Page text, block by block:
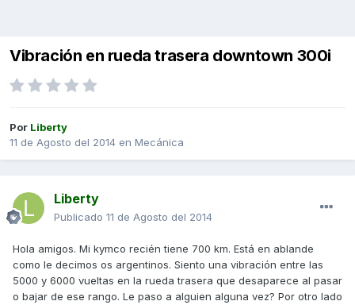
Vibración en rueda trasera downtown 300i
Por Liberty
11 de Agosto del 2014 en Mecánica
Liberty
Publicado 11 de Agosto del 2014
Hola amigos. Mi kymco recién tiene 700 km. Está en ablande
como le decimos os argentinos. Siento una vibración entre las
5000 y 6000 vueltas en la rueda trasera que desaparece al pasar
o bajar de ese rango. Le paso a alguien alguna vez? Por otro lado